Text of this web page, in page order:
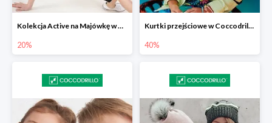
Kolekcja Active na Majówkę w Coccodrillo -20%
20%
Kurtki przejściowe w Coccodrillo do -40%
40%